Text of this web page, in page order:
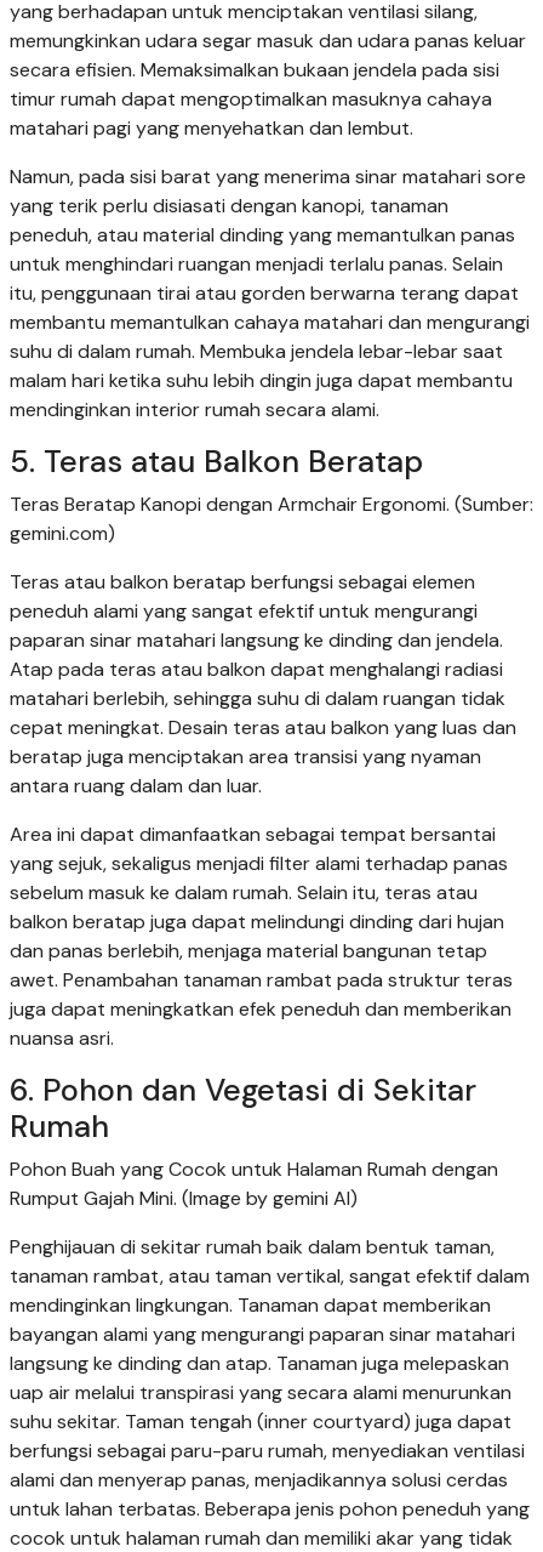
yang berhadapan untuk menciptakan ventilasi silang,
memungkinkan udara segar masuk dan udara panas keluar
secara efisien. Memaksimalkan bukaan jendela pada sisi
timur rumah dapat mengoptimalkan masuknya cahaya
matahari pagi yang menyehatkan dan lembut.
Namun, pada sisi barat yang menerima sinar matahari sore
yang terik perlu disiasati dengan kanopi, tanaman
peneduh, atau material dinding yang memantulkan panas
untuk menghindari ruangan menjadi terlalu panas. Selain
itu, penggunaan tirai atau gorden berwarna terang dapat
membantu memantulkan cahaya matahari dan mengurangi
suhu di dalam rumah. Membuka jendela lebar-lebar saat
malam hari ketika suhu lebih dingin juga dapat membantu
mendinginkan interior rumah secara alami.
5. Teras atau Balkon Beratap
Teras Beratap Kanopi dengan Armchair Ergonomi. (Sumber:
gemini.com)
Teras atau balkon beratap berfungsi sebagai elemen
peneduh alami yang sangat efektif untuk mengurangi
paparan sinar matahari langsung ke dinding dan jendela.
Atap pada teras atau balkon dapat menghalangi radiasi
matahari berlebih, sehingga suhu di dalam ruangan tidak
cepat meningkat. Desain teras atau balkon yang luas dan
beratap juga menciptakan area transisi yang nyaman
antara ruang dalam dan luar.
Area ini dapat dimanfaatkan sebagai tempat bersantai
yang sejuk, sekaligus menjadi filter alami terhadap panas
sebelum masuk ke dalam rumah. Selain itu, teras atau
balkon beratap juga dapat melindungi dinding dari hujan
dan panas berlebih, menjaga material bangunan tetap
awet. Penambahan tanaman rambat pada struktur teras
juga dapat meningkatkan efek peneduh dan memberikan
nuansa asri.
6. Pohon dan Vegetasi di Sekitar
Rumah
Pohon Buah yang Cocok untuk Halaman Rumah dengan
Rumput Gajah Mini. (Image by gemini AI)
Penghijauan di sekitar rumah baik dalam bentuk taman,
tanaman rambat, atau taman vertikal, sangat efektif dalam
mendinginkan lingkungan. Tanaman dapat memberikan
bayangan alami yang mengurangi paparan sinar matahari
langsung ke dinding dan atap. Tanaman juga melepaskan
uap air melalui transpirasi yang secara alami menurunkan
suhu sekitar. Taman tengah (inner courtyard) juga dapat
berfungsi sebagai paru-paru rumah, menyediakan ventilasi
alami dan menyerap panas, menjadikannya solusi cerdas
untuk lahan terbatas. Beberapa jenis pohon peneduh yang
cocok untuk halaman rumah dan memiliki akar yang tidak